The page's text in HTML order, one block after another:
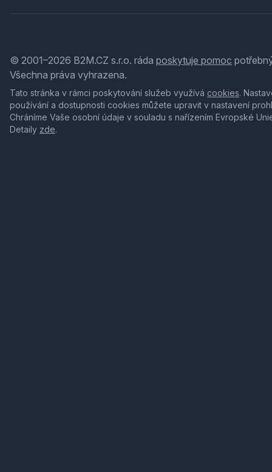
© 2001–2026 B2M.CZ s.r.o. ráda poskytuje pomoc
Všechna práva vyhrazena.
Tato stránka v rámci poskytování služeb využívá cookies.
používání a dostupnosti cookies můžete upravit v nastavení
Chráníme Vaše osobní údaje v souladu s nařízením Evropské
Detaily zde.